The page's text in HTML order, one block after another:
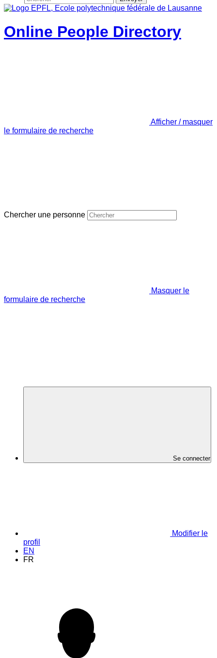
Online People Directory
Afficher / masquer
le formulaire de recherche
Chercher une personne
Masquer le
formulaire de recherche
Se connecter
Modifier le
profil
EN
FR